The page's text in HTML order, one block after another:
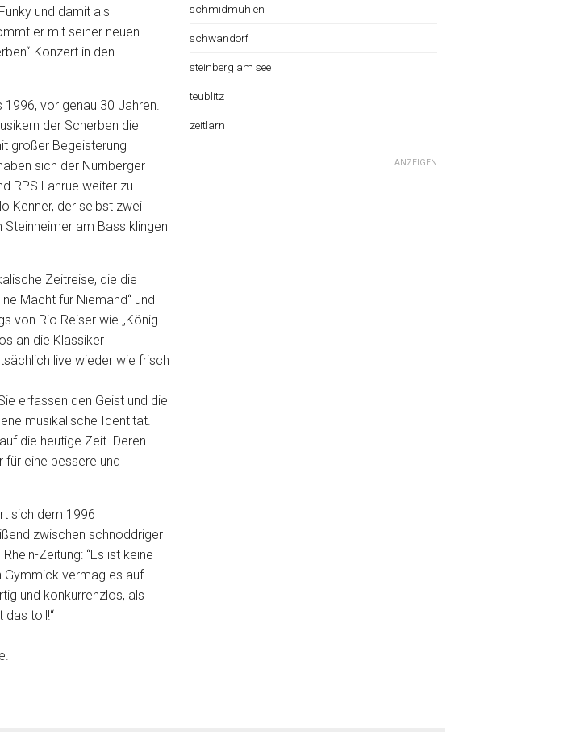
und damit als
er mit seiner neuen
Konzert in den
vor genau 30 Jahren.
der Scherben die
großer Begeisterung
sich der Nürnberger
RPS Lanrue weiter zu
Kenner, der selbst zwei
am Bass klingen
Zeitreise, die die
Macht für Niemand“ und
von Rio Reiser wie „König
an die Klassiker
live wieder wie frisch
erfassen den Geist und die
musikalische Identität.
die heutige Zeit. Deren
für eine bessere und
sich dem 1996
zwischen schnoddriger
Zeitung: “Es ist keine
Gymmick vermag es auf
und konkurrenzlos, als
das toll!“
schmidmühlen
schwandorf
steinberg am see
teublitz
zeitlarn
ANZEIGEN